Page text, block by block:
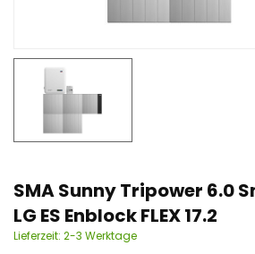
SMA Sunny Tripower 6.0
LG ES Enblock FLEX 17.2
Lieferzeit: 2-3 Werktage